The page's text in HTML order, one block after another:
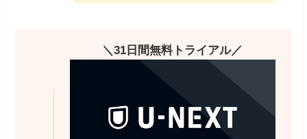
＼31日間無料トライアル／